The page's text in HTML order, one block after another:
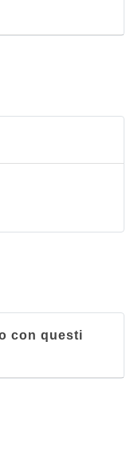
con questi